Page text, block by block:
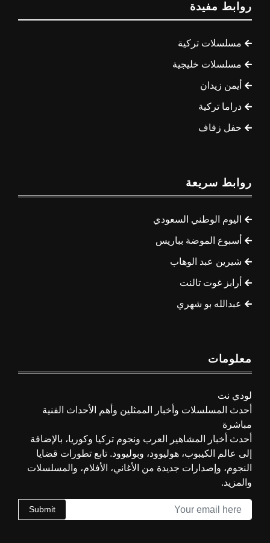
روابط مفيدة
مسلسلات تركية
مسلسلات خليجية
أيمن زيدان
دراما تركية
حفل زفاف
روابط سريعة
اليوم الوطني السعودي
أسبوع الموضة بباريس
شيرين عبد الوهاب
أرابز غوت تالنت
عبدالله بو شهري
معلومات
لودي نت
أحدث المسلسلات وأخبار الممثلين وأهم الأحداث الفنية
مباشرة
أحدث أخبار المشاهير العرب ونجوم تركيا وكوريا، بالإضافة
إلى عالم الكيبوب، هوليوود، وبوليوود. تابع تطورات قضايا
النجوم، وإصدارات جديدة من الأغاني، الأفلام، والمسلسلات
والمزيد.
Submit